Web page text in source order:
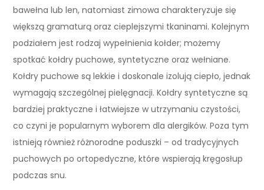
bawełna lub len, natomiast zimowa charakteryzuje się
większą gramaturą oraz cieplejszymi tkaninami. Kolejnym
podziałem jest rodzaj wypełnienia kołder; możemy
spotkać kołdry puchowe, syntetyczne oraz wełniane.
Kołdry puchowe są lekkie i doskonale izolują ciepło, jednak
wymagają szczególnej pielęgnacji. Kołdry syntetyczne są
bardziej praktyczne i łatwiejsze w utrzymaniu czystości,
co czyni je popularnym wyborem dla alergików. Poza tym
istnieją również różnorodne poduszki – od tradycyjnych
puchowych po ortopedyczne, które wspierają kręgosłup
podczas snu.